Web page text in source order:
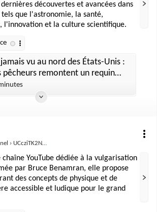
découvertes et avancées dans
que l'astronomie, la santé,
l'innovation et la culture scientifique.
vu au nord des États-Unis :
pêcheurs remontent un requin
des Caraïbes dans des eaux
être glaciales
chaîne YouTube dédiée à la vulgarisation
par Bruce Benamran, elle propose
des concepts de physique et de
accessible et ludique pour le grand